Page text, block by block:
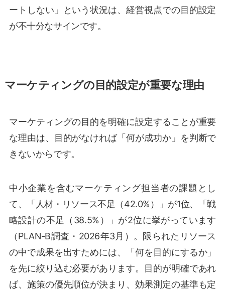
ートしない」という状況は、経営視点での目的設定
が不十分なサインです。
マーケティングの目的設定が重要な理由
マーケティングの目的を明確に設定することが重要
な理由は、目的がなければ「何が成功か」を判断で
きないからです。
中小企業を含むマーケティング担当者の課題とし
て、「人材・リソース不足（42.0%）」が1位、「戦
略設計の不足（38.5%）」が2位に挙がっています
（PLAN-B調査・2026年3月）。限られたリソース
の中で成果を出すためには、「何を目的にするか」
を先に絞り込む必要があります。目的が明確であれ
ば、施策の優先順位が決まり、効果測定の基準も定